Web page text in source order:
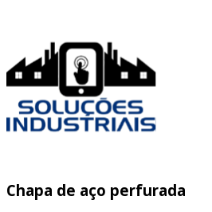
Chapa de aço perfurada